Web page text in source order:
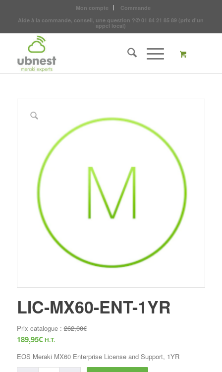
Mon compte
Commande
Aide à la commande, conseil, une question ?✆ 01 84 21 85 89 (prix d'un
appel local)
LIC-MX60-ENT-1YR
Prix catalogue :262,00€
189,95€ H.T.
EOS Meraki MX60 Enterprise License and Support, 1YR